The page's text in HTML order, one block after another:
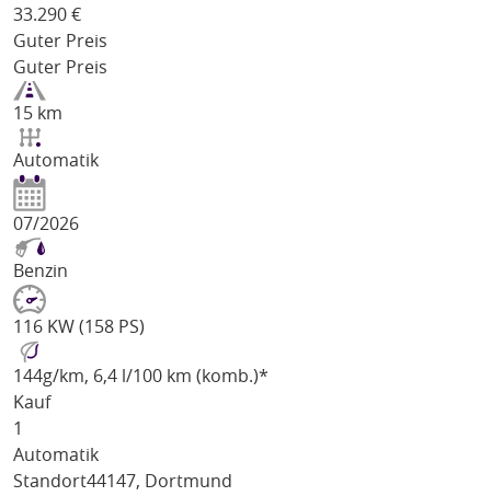
33.290 €
Guter Preis
Guter Preis
15 km
Automatik
07/2026
Benzin
116 KW (158 PS)
144g/km, 6,4 l/100 km (komb.)*
Kauf
1
Automatik
Standort44147, Dortmund